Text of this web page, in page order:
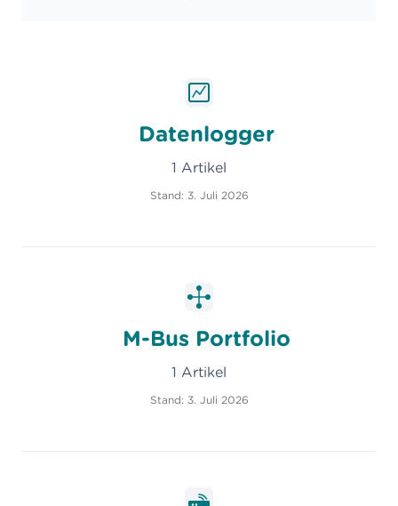
Datenlogger
1 Artikel
Stand: 3. Juli 2026
M-Bus Portfolio
1 Artikel
Stand: 3. Juli 2026